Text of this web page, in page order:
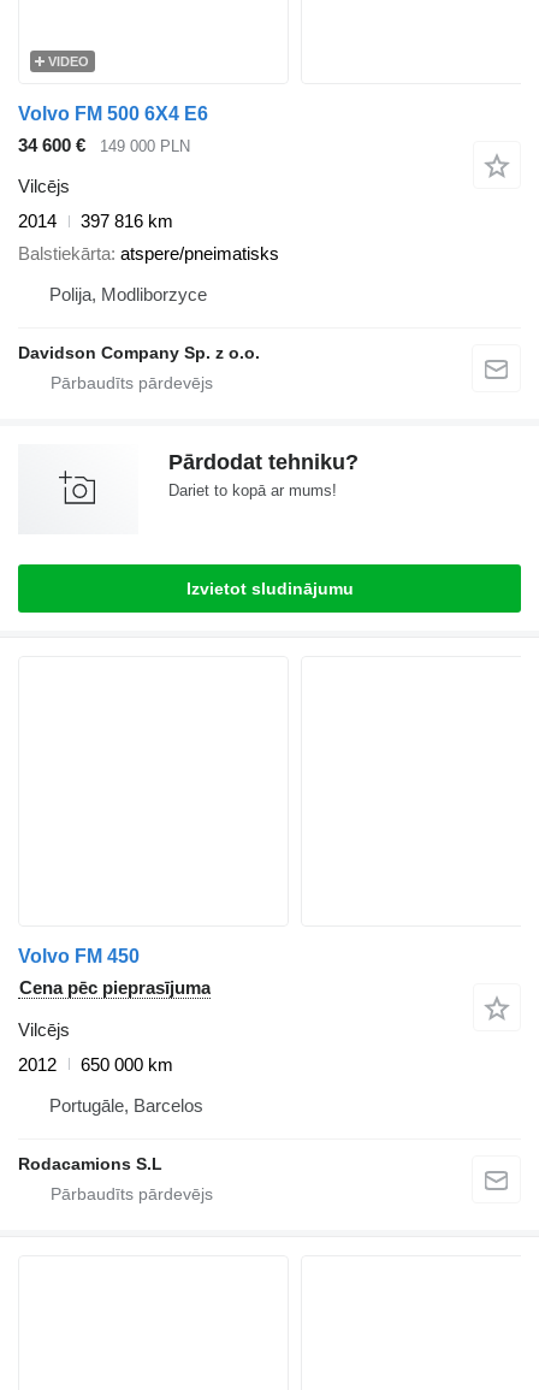
VIDEO
Volvo FM 500 6X4 E6
34 600 €
149 000 PLN
Vilcējs
2014
397 816 km
Balstiekārta atspere/pneimatisks
Polija, Modliborzyce
Davidson Company Sp. z o.o.
Pārdodat tehniku?
Dariet to kopā ar mums!
Izvietot sludinājumu
Volvo FM 450
Cena pēc pieprasījuma
Vilcējs
2012
650 000 km
Portugāle, Barcelos
Rodacamions S.L